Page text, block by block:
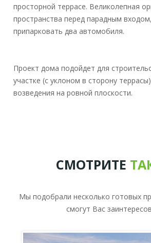
просторной террасе. Великолепная
пространства перед парадным
припарковать два автомобиля.
Проект дома подойдет для
участке (с уклоном в сторону
возведения на ровной плоскости.
СМОТРИТЕ
Мы подобрали несколько готовых
смогут Вас